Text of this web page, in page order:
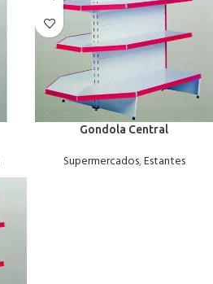
Gondola Central
Supermercados,Estantes